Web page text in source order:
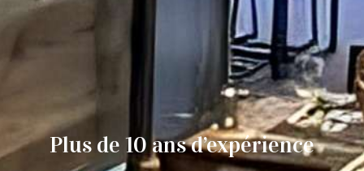
Plus de 10 ans d’expérience